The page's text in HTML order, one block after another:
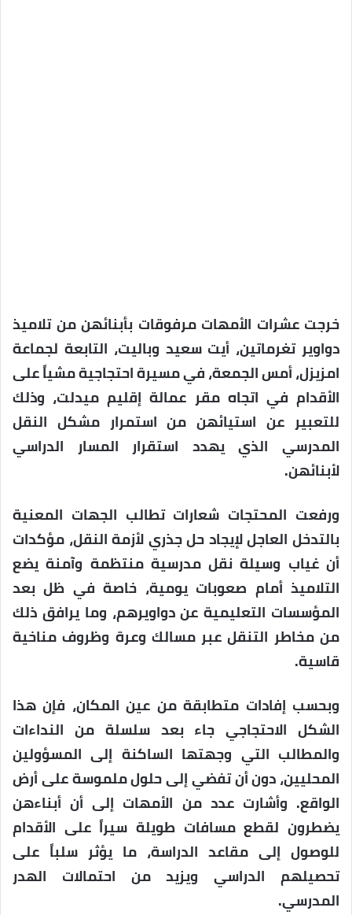
خرجت عشرات الأمهات مرفوقات بأبنائهن من تلاميذ
دواوير تغرماتين، أيت سعيد وباليت، التابعة لجماعة
امزيزل، أمس الجمعة، في مسيرة احتجاجية مشياً على
الأقدام في اتجاه مقر عمالة إقليم ميدلت، وذلك
للتعبير عن استيائهن من استمرار مشكل النقل
المدرسي الذي يهدد استقرار المسار الدراسي
لأبنائهن.
ورفعت المحتجات شعارات تطالب الجهات المعنية
بالتدخل العاجل لإيجاد حل جذري لأزمة النقل، مؤكدات
أن غياب وسيلة نقل مدرسية منتظمة وآمنة يضع
التلاميذ أمام صعوبات يومية، خاصة في ظل بعد
المؤسسات التعليمية عن دواويرهم، وما يرافق ذلك
من مخاطر التنقل عبر مسالك وعرة وظروف مناخية
قاسية.
وبحسب إفادات متطابقة من عين المكان، فإن هذا
الشكل الاحتجاجي جاء بعد سلسلة من النداءات
والمطالب التي وجهتها الساكنة إلى المسؤولين
المحليين، دون أن تفضي إلى حلول ملموسة على أرض
الواقع. وأشارت عدد من الأمهات إلى أن أبناءهن
يضطرون لقطع مسافات طويلة سيراً على الأقدام
للوصول إلى مقاعد الدراسة، ما يؤثر سلباً على
تحصيلهم الدراسي ويزيد من احتمالات الهدر
المدرسي.